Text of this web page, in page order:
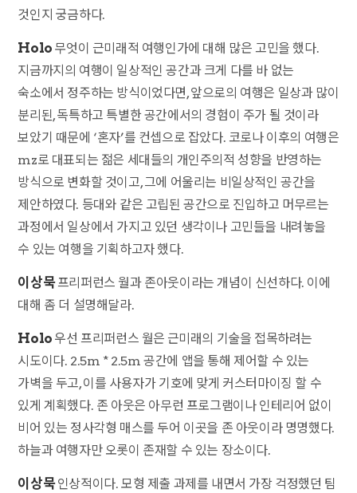
것인지 궁금하다.
Holo 무엇이 근미래적 여행인가에 대해 많은 고민을 했다.
지금까지의 여행이 일상적인 공간과 크게 다를 바 없는
숙소에서 정주하는 방식이었다면, 앞으로의 여행은 일상과 많이
분리된, 독특하고 특별한 공간에서의 경험이 주가 될 것이라
보았기 때문에 ‘혼자’를 컨셉으로 잡았다. 코로나 이후의 여행은
mz로 대표되는 젊은 세대들의 개인주의적 성향을 반영하는
방식으로 변화할 것이고, 그에 어울리는 비일상적인 공간을
제안하였다. 등대와 같은 고립된 공간으로 진입하고 머무르는
과정에서 일상에서 가지고 있던 생각이나 고민들을 내려놓을
수 있는 여행을 기획하고자 했다.
이상묵프리퍼런스 월과 존아웃이라는 개념이 신선하다. 이에
대해 좀 더 설명해달라.
Holo 우선 프리퍼런스 월은 근미래의 기술을 접목하려는
시도이다. 2.5m * 2.5m 공간에 앱을 통해 제어할 수 있는
가벽을 두고, 이를 사용자가 기호에 맞게 커스터마이징 할 수
있게 계획했다. 존 아웃은 아무런 프로그램이나 인테리어 없이
비어 있는 정사각형 매스를 두어 이곳을 존 아웃이라 명명했다.
하늘과 여행자만 오롯이 존재할 수 있는 장소이다.
이상묵인상적이다. 모형 제출 과제를 내면서 가장 걱정했던 팀